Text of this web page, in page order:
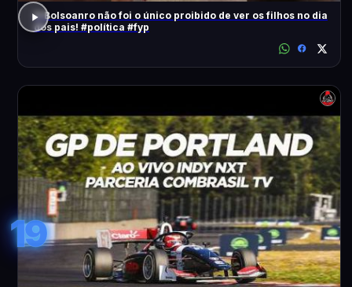
O Bolsoanro não foi o único proibido de ver os filhos no dia
dos pais! #política #fyp
19